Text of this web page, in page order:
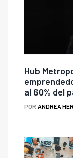
Hub
al 60% del
POR ANDREA